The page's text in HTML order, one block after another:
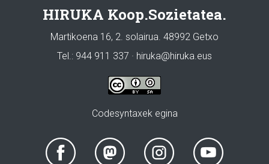
HIRUKA Koop.Sozietatea.
Martikoena 16, 2. solairua. 48992 Getxo
Tel.: 944 911 337 · hiruka@hiruka.eus
Codesyntaxek egina